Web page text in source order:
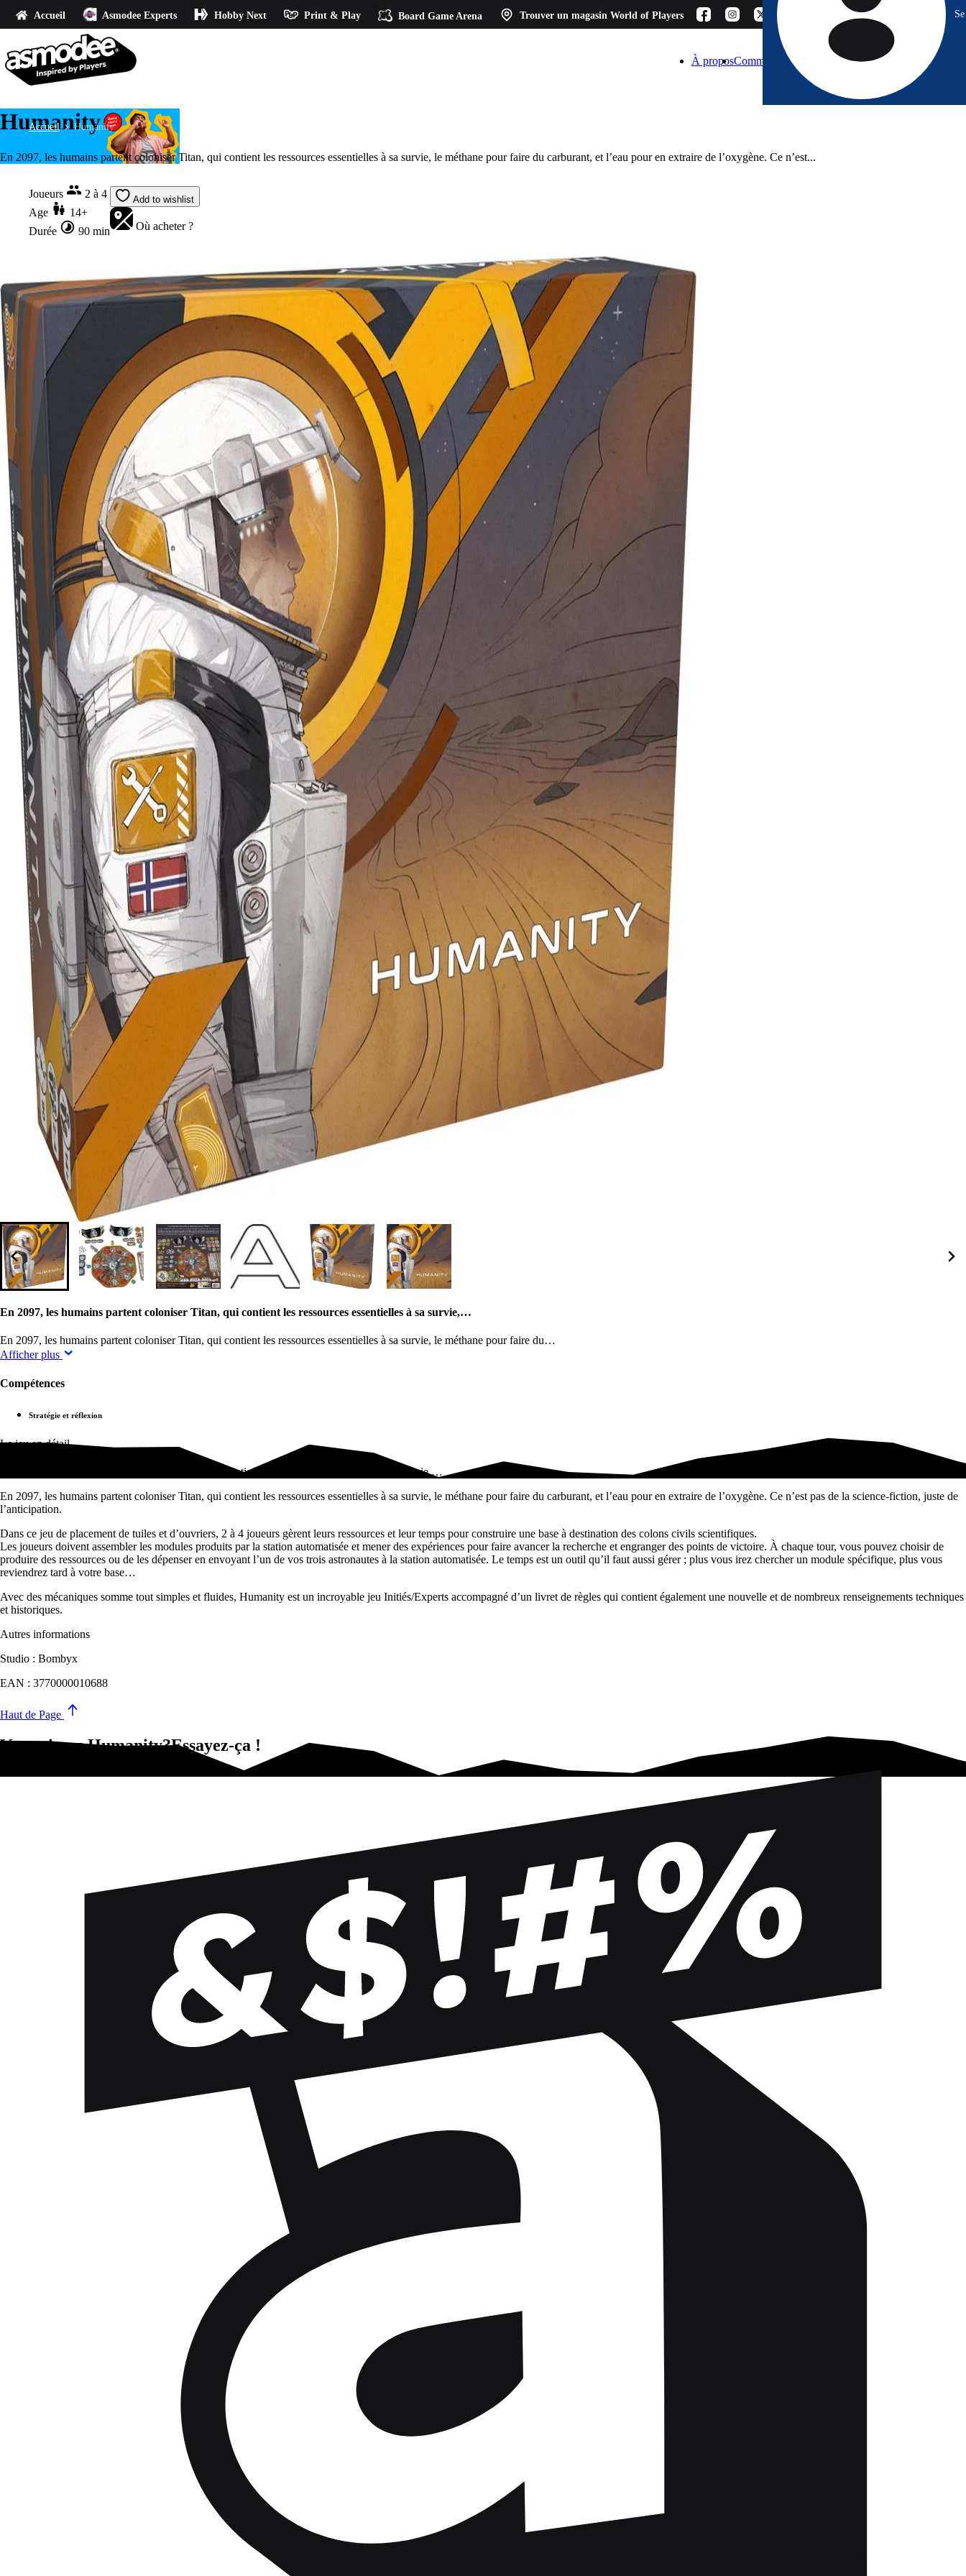
Accueil Asmodee Experts Hobby Next Print & Play Board Game Arena Trouver un magasin World of Players
À proposComment choisir ? BlogEspace Pro Contact
Accueil Humanity
Humanity
En 2097, les humains partent coloniser Titan, qui contient les ressources essentielles à sa survie, le méthane pour faire du carburant, et l’eau pour en extraire de l’oxygène. Ce n’est...
Joueurs
2 à 4
Age
14+
Durée
90 min
Add to wishlist
Où acheter ?
En 2097, les humains partent coloniser Titan, qui contient les ressources essentielles à sa survie,…
En 2097, les humains partent coloniser Titan, qui contient les ressources essentielles à sa survie, le méthane pour faire du…
Afficher plus
Compétences
Stratégie et réflexion
Le jeu en détail
En 2097, les humains partent coloniser Titan, qui contient les ressources essentielles à sa survie,…
En 2097, les humains partent coloniser Titan, qui contient les ressources essentielles à sa survie, le méthane pour faire du carburant, et l’eau pour en extraire de l’oxygène. Ce n’est pas de la science-fiction, juste de
l’anticipation.
Dans ce jeu de placement de tuiles et d’ouvriers, 2 à 4 joueurs gèrent leurs ressources et leur temps pour construire une base à destination des colons civils scientifiques.
Les joueurs doivent assembler les modules produits par la station automatisée et mener des expériences pour faire avancer la recherche et engranger des points de victoire. À chaque tour, vous pouvez choisir de
produire des ressources ou de les dépenser en envoyant l’un de vos trois astronautes à la station automatisée. Le temps est un outil qu’il faut aussi gérer ; plus vous irez chercher un module spécifique, plus vous
reviendrez tard à votre base…
Avec des mécaniques somme tout simples et fluides, Humanity est un incroyable jeu Initiés/Experts accompagné d’un livret de règles qui contient également une nouvelle et de nombreux renseignements techniques
et historiques.
Autres informations
Studio : Bombyx
EAN : 3770000010688
Haut de Page
Vous aimez Humanity?Essayez-ça !